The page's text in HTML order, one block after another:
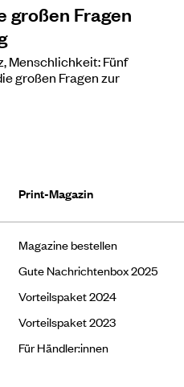
großen Fragen
Menschlichkeit: Fünf
großen Fragen zur
Print-Magazin
Magazine bestellen
Gute Nachrichtenbox 2025
Vorteilspaket 2024
Vorteilspaket 2023
Für Händler:innen